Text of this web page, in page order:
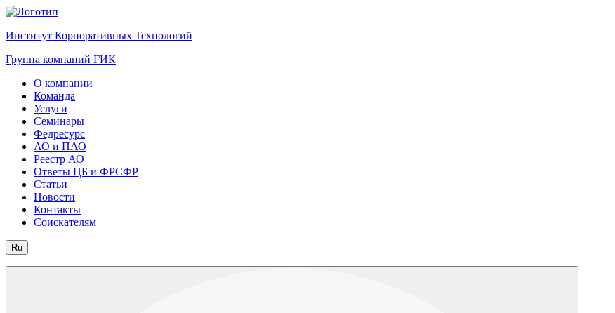
Институт Корпоративных Технологий
Группа компаний ГИК
О компании
Команда
Услуги
Семинары
Федресурс
АО и ПАО
Реестр АО
Ответы ЦБ и ФРСФР
Статьи
Новости
Контакты
Соискателям
Ru